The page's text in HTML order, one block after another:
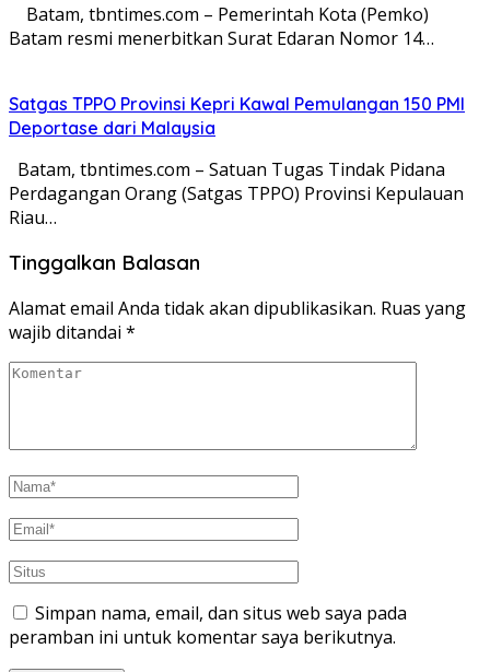
Batam, tbntimes.com – Pemerintah Kota (Pemko)
Batam resmi menerbitkan Surat Edaran Nomor 14…
Satgas TPPO Provinsi Kepri Kawal Pemulangan 150 PMI
Deportase dari Malaysia
Batam, tbntimes.com – Satuan Tugas Tindak Pidana
Perdagangan Orang (Satgas TPPO) Provinsi Kepulauan
Riau…
Tinggalkan Balasan
Alamat email Anda tidak akan dipublikasikan. Ruas yang
wajib ditandai *
Simpan nama, email, dan situs web saya pada
peramban ini untuk komentar saya berikutnya.